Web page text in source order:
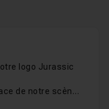
d'un fichier
logo Jurassic
Suite et mise en place de notre scène dans After Effects